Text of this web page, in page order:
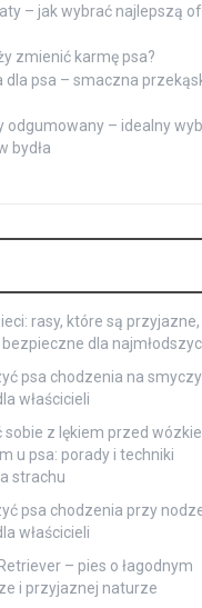
– jak wybrać najlepszą
zmienić karmę psa?
dla psa – smaczna
odgumowany – idealny
bydła
rasy, które są przyjazne,
dla
psa chodzenia na
właścicieli
sobie z lękiem przed
u psa: porady i techniki
strachu
psa chodzenia przy
właścicieli
– pies o łagodnym
i przyjaznej naturze